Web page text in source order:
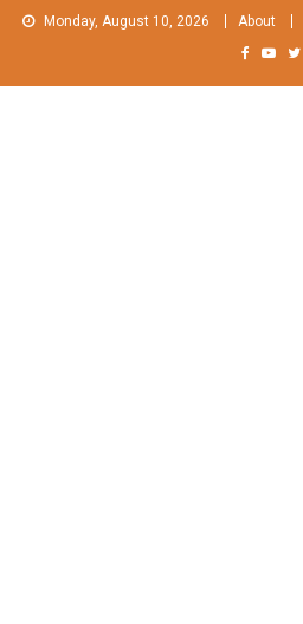
Skip
Monday, August 10, 2026 About